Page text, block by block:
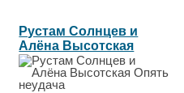
Рустам Солнцев и
Алёна Высотская
Опять неудача...